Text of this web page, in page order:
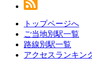
トップページへ
ご当地別駅一覧
路線別駅一覧
アクセスランキン